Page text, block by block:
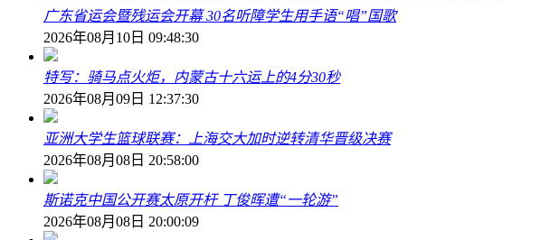
广东省运会暨残运会开幕 30名听障学生用手语“唱”国歌
2026年08月10日 09:48:30
特写：骑马点火炬，内蒙古十六运上的4分30秒
2026年08月09日 12:37:30
亚洲大学生篮球联赛：上海交大加时逆转清华晋级决赛
2026年08月08日 20:58:00
斯诺克中国公开赛太原开杆 丁俊晖遭“一轮游”
2026年08月08日 20:00:09